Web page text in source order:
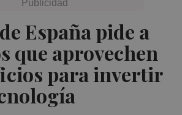
España pide a
que aprovechen
para invertir